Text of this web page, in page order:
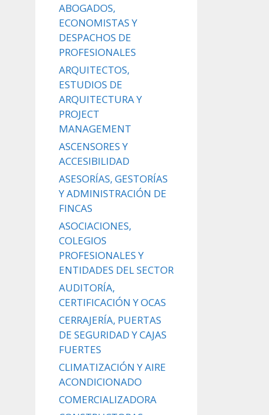
ABOGADOS,
ECONOMISTAS Y
DESPACHOS DE
PROFESIONALES
ARQUITECTOS,
ESTUDIOS DE
ARQUITECTURA Y
PROJECT
MANAGEMENT
ASCENSORES Y
ACCESIBILIDAD
ASESORÍAS, GESTORÍAS
Y ADMINISTRACIÓN DE
FINCAS
ASOCIACIONES,
COLEGIOS
PROFESIONALES Y
ENTIDADES DEL SECTOR
AUDITORÍA,
CERTIFICACIÓN Y OCAS
CERRAJERÍA, PUERTAS
DE SEGURIDAD Y CAJAS
FUERTES
CLIMATIZACIÓN Y AIRE
ACONDICIONADO
COMERCIALIZADORA